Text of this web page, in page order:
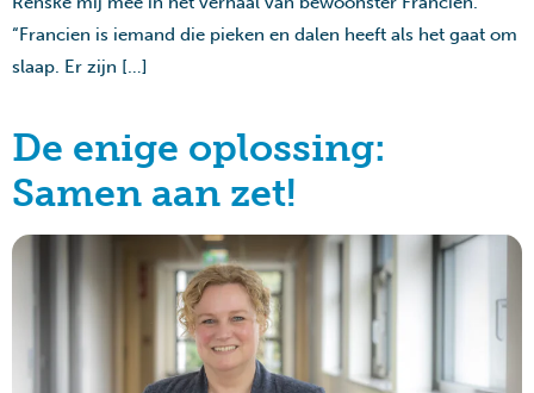
“Francien is iemand die pieken en dalen heeft als het gaat om
slaap. Er zijn […]
De enige oplossing:
Samen aan zet!